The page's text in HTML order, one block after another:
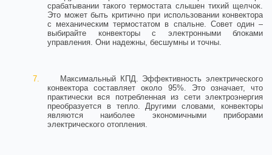
срабатывании такого термостата слышен тихий щелчок.
Это может быть критично при использовании конвектора
с механическим термостатом в спальне. Совет один –
выбирайте конвекторы с электронными блоками
управления. Они надежны, бесшумны и точны.
7.
Максимальный КПД. Эффективность электрического
конвектора составляет около 95%. Это означает, что
практически вся потребленная из сети электроэнергия
преобразуется в тепло. Другими словами, конвекторы
являются наиболее экономичными приборами
электрического отопления.